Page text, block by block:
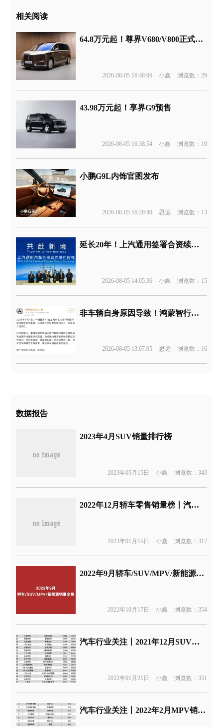
相关阅读
64.8万元起！尊界V680/V800正式上市
2026-08-05 16:48:06 小鑫 浏览数：29
43.98万元起！享界G9预售
2026-08-05 16:38:54 小鑫 浏览数：19
小鹏G9L内饰官图发布
2026-08-05 16:28:40 思远 浏览数：13
延长20年！上汽通用签署合资续约协议
2026-08-05 14:05:36 小鑫 浏览数：15
非车辆自身原因导致！鸿蒙智行回应智界R7起火事故
2026-08-05 13:07:05 思远 浏览数：16
数据报告
2023年4月SUV销量排行榜
2023年05月15日 小鑫 浏览数：343
2022年12月轿车零售销量榜丨汽车行业关注
2023年01月15日 小鑫 浏览数：317
2022年9月轿车/SUV/MPV/新能源销量全榜丨汽车行业关注
2022年10月17日 小鑫 浏览数：354
汽车行业关注丨2021年12月SUV销量榜
2022年01月21日 小鑫 浏览数：351
汽车行业关注丨2022年2月MPV销量榜